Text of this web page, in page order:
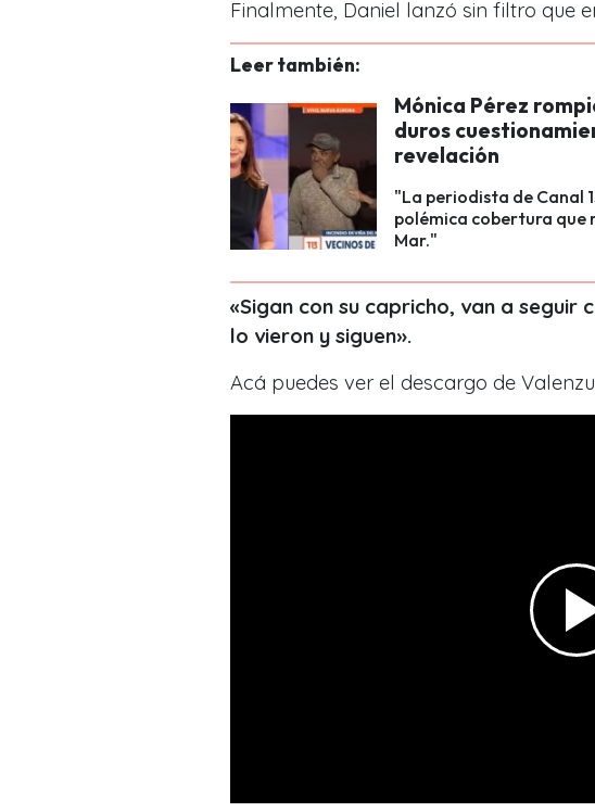
Finalmente, Daniel lanzó sin filtro que
Leer también:
Mónica Pérez
duros
revelación
"La periodista de Canal
polémica cobertura que
Mar."
«Sigan con su capricho, van a seguir
lo vieron y siguen».
Acá puedes ver el descargo de